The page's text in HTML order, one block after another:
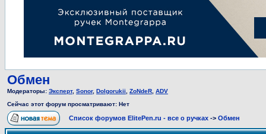
Обмен
Модераторы: Эксперт, Sonor, Dolgorukii ZoNdeR ADV
Сейчас этот форум просматривают: Нет
Список форумов ElitePen.ru - все о ручках -> Обмен